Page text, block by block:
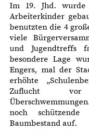
Im 19. Jhd. wurde
Arbeiterkinder
benutzten die 4
viele
und Jugendtreffs
besondere Lage
Engers, mal der
erhöhte
Zuflucht vor
noch
Baumbestand auf.